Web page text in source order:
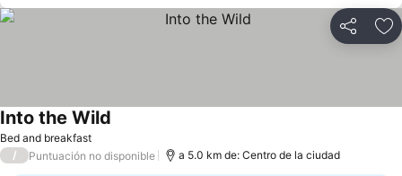
Compartir
Bed and breakfast
Into the Wild
/ Puntuación no disponible a 5.0 km de: Centro de la ciudad